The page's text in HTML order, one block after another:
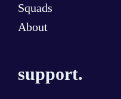
Squads
About
support.